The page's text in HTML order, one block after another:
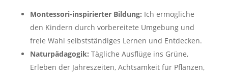
Montessori-inspirierter Bildung: Ich ermögliche
den Kindern durch vorbereitete Umgebung und
freie Wahl selbstständiges Lernen und Entdecken.
Naturpädagogik: Tägliche Ausflüge ins Grüne,
Erleben der Jahreszeiten, Achtsamkeit für Pflanzen,